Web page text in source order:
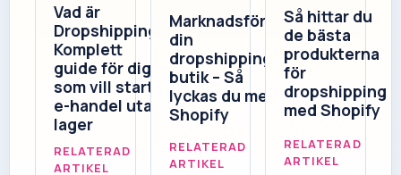
Vad är
Dropshipping?
Komplett
guide för dig
som vill starta
e-handel utan
lager
RELATERAD
ARTIKEL
Marknadsför
din
dropshipping-
butik – Så
lyckas du med
Shopify
RELATERAD
ARTIKEL
Så hittar du
de bästa
produkterna
för
dropshipping
med Shopify
RELATERAD
ARTIKEL